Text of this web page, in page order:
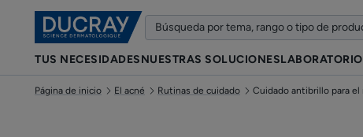
TUS NECESIDADESNUESTRAS SOLUCIONES
Página de inicio El acné Rutinas de cuidado Cuidado antibrillo para el